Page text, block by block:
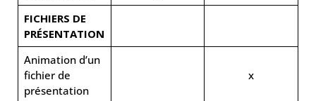
FICHIERS DE
PRÉSENTATION
Animation d’un
fichier de
présentation
x